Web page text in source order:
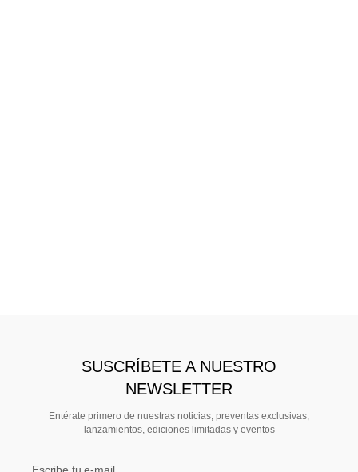
SUSCRÍBETE A NUESTRO
NEWSLETTER
Entérate primero de nuestras noticias, preventas exclusivas,
lanzamientos, ediciones limitadas y eventos